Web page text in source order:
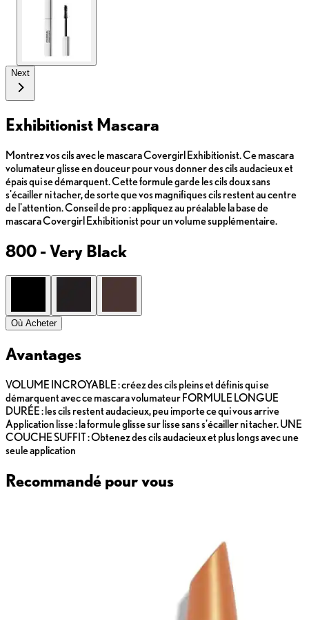
Next
Exhibitionist Mascara
Montrez vos cils avec le mascara Covergirl Exhibitionist. Ce mascara
volumateur glisse en douceur pour vous donner des cils audacieux et
épais qui se démarquent. Cette formule garde les cils doux sans
s'écailler ni tacher, de sorte que vos magnifiques cils restent au centre
de l'attention. Conseil de pro : appliquez au préalable la base de
mascara Covergirl Exhibitionist pour un volume supplémentaire.
800 - Very Black
Où Acheter
Avantages
VOLUME INCROYABLE : créez des cils pleins et définis qui se
démarquent avec ce mascara volumateur FORMULE LONGUE
DURÉE : les cils restent audacieux, peu importe ce qui vous arrive
Application lisse : la formule glisse sur lisse sans s'écailler ni tacher. UNE
COUCHE SUFFIT : Obtenez des cils audacieux et plus longs avec une
seule application
Recommandé pour vous